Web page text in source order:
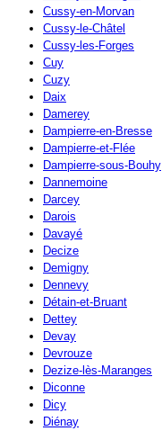
Cussy-en-Morvan
Cussy-le-Châtel
Cussy-les-Forges
Cuy
Cuzy
Daix
Damerey
Dampierre-en-Bresse
Dampierre-et-Flée
Dampierre-sous-Bouhy
Dannemoine
Darcey
Darois
Davayé
Decize
Demigny
Dennevy
Détain-et-Bruant
Dettey
Devay
Devrouze
Dezize-lès-Maranges
Diconne
Dicy
Diénay